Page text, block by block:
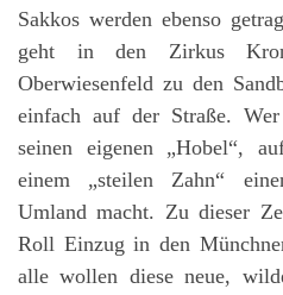
Sakkos werden ebenso
geht in den Zirkus
Oberwiesenfeld zu den
einfach auf der Straße.
seinen eigenen „Hobel“,
einem „steilen Zahn“
Umland macht. Zu dieser
Roll Einzug in den
alle wollen diese neue,